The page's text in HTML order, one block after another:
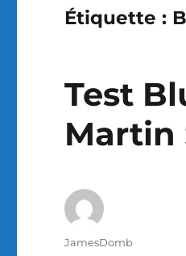
Étiquette :
Test
Martin
Auteur
JamesDomb